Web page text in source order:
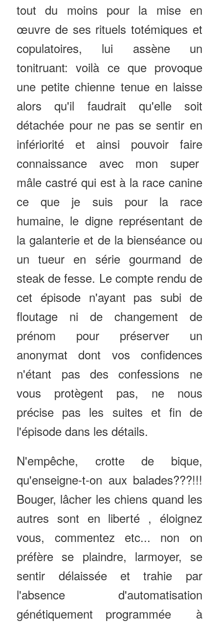
tout du moins pour la mise en
œuvre de ses rituels totémiques et
copulatoires, lui assène un
tonitruant: voilà ce que provoque
une petite chienne tenue en laisse
alors qu'il faudrait qu'elle soit
détachée pour ne pas se sentir en
infériorité et ainsi pouvoir faire
connaissance avec mon super
mâle castré qui est à la race canine
ce que je suis pour la race
humaine, le digne représentant de
la galanterie et de la bienséance ou
un tueur en série gourmand de
steak de fesse. Le compte rendu de
cet épisode n'ayant pas subi de
floutage ni de changement de
prénom pour préserver un
anonymat dont vos confidences
n'étant pas des confessions ne
vous protègent pas, ne nous
précise pas les suites et fin de
l'épisode dans les détails.
N'empêche, crotte de bique,
qu'enseigne-t-on aux balades???!!!
Bouger, lâcher les chiens quand les
autres sont en liberté , éloignez
vous, commentez etc... non on
préfère se plaindre, larmoyer, se
sentir délaissée et trahie par
l'absence d'automatisation
génétiquement programmée à